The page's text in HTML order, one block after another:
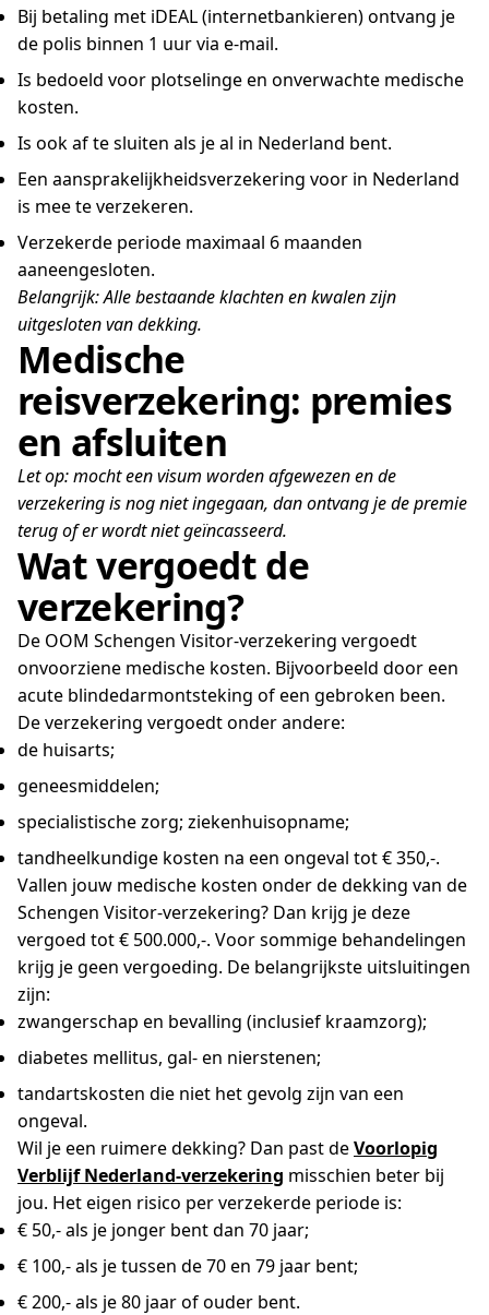
Bij betaling met iDEAL (internetbankieren) ontvang je
de polis binnen 1 uur via e-mail.
Is bedoeld voor plotselinge en onverwachte medische
kosten.
Is ook af te sluiten als je al in Nederland bent.
Een aansprakelijkheidsverzekering voor in Nederland
is mee te verzekeren.
Verzekerde periode maximaal 6 maanden
aaneengesloten.
Belangrijk: Alle bestaande klachten en kwalen zijn
uitgesloten van dekking.
Medische
reisverzekering: premies
en afsluiten
Let op: mocht een visum worden afgewezen en de
verzekering is nog niet ingegaan, dan ontvang je de premie
terug of er wordt niet geïncasseerd.
Wat vergoedt de
verzekering?
De OOM Schengen Visitor-verzekering vergoedt
onvoorziene medische kosten. Bijvoorbeeld door een
acute blindedarmontsteking of een gebroken been.
De verzekering vergoedt onder andere:
de huisarts;
geneesmiddelen;
specialistische zorg; ziekenhuisopname;
tandheelkundige kosten na een ongeval tot € 350,-.
Vallen jouw medische kosten onder de dekking van de
Schengen Visitor-verzekering? Dan krijg je deze
vergoed tot € 500.000,-. Voor sommige behandelingen
krijg je geen vergoeding. De belangrijkste uitsluitingen
zijn:
zwangerschap en bevalling (inclusief kraamzorg);
diabetes mellitus, gal- en nierstenen;
tandartskosten die niet het gevolg zijn van een
ongeval.
Wil je een ruimere dekking? Dan past deVoorlopig
Verblijf Nederland-verzekering misschien beter bij
jou. Het eigen risico per verzekerde periode is:
€ 50,- als je jonger bent dan 70 jaar;
€ 100,- als je tussen de 70 en 79 jaar bent;
€ 200,- als je 80 jaar of ouder bent.